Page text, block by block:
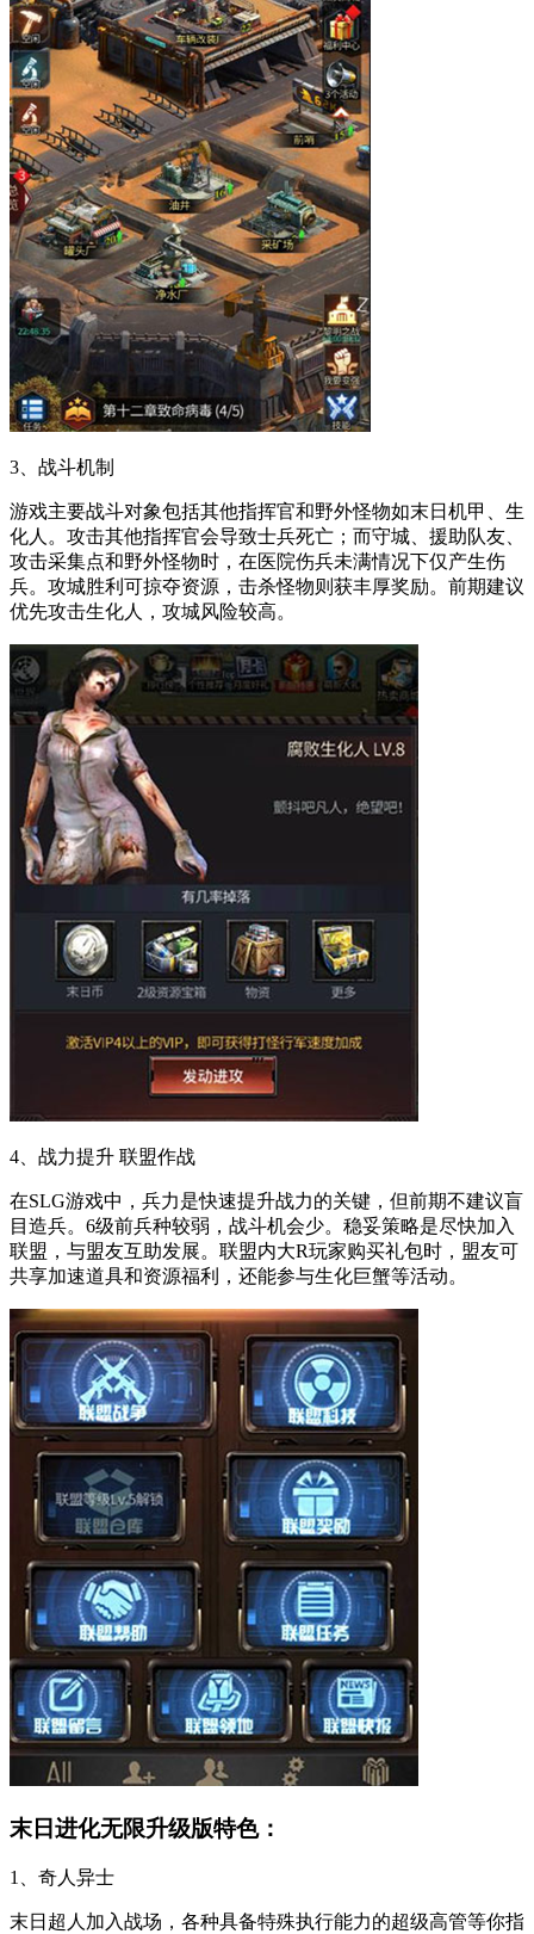
3、战斗机制
游戏主要战斗对象包括其他指挥官和野外怪物如末日机甲、生
化人。攻击其他指挥官会导致士兵死亡；而守城、援助队友、
攻击采集点和野外怪物时，在医院伤兵未满情况下仅产生伤
兵。攻城胜利可掠夺资源，击杀怪物则获丰厚奖励。前期建议
优先攻击生化人，攻城风险较高。
4、战力提升 联盟作战
在SLG游戏中，兵力是快速提升战力的关键，但前期不建议盲
目造兵。6级前兵种较弱，战斗机会少。稳妥策略是尽快加入
联盟，与盟友互助发展。联盟内大R玩家购买礼包时，盟友可
共享加速道具和资源福利，还能参与生化巨蟹等活动。
末日进化无限升级版特色：
1、奇人异士
末日超人加入战场，各种具备特殊执行能力的超级高管等你指